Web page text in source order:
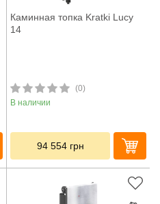
Каминная топка Kratki Lucy
14
(0)
В наличии
94 554 грн